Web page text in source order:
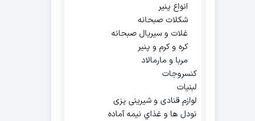
انواع پنیر
شکلات صبحانه
غلات و سیریال صبحانه
کره و کرم و پنیر
مربا و مارمالاد
کنسروجات
لبنیات
لوازم قنادی و شیرینی پزی
نودل ها و غذاي نيمه آماده